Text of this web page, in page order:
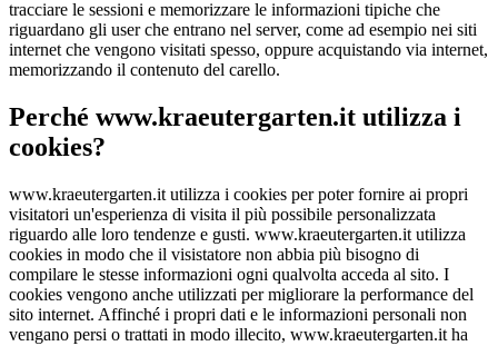
tracciare le sessioni e memorizzare le informazioni tipiche che
riguardano gli user che entrano nel server, come ad esempio nei siti
internet che vengono visitati spesso, oppure acquistando via internet,
memorizzando il contenuto del carello.
Perché www.kraeutergarten.it utilizza i
cookies?
www.kraeutergarten.it utilizza i cookies per poter fornire ai propri
visitatori un'esperienza di visita il più possibile personalizzata
riguardo alle loro tendenze e gusti. www.kraeutergarten.it utilizza
cookies in modo che il visistatore non abbia più bisogno di
compilare le stesse informazioni ogni qualvolta acceda al sito. I
cookies vengono anche utilizzati per migliorare la performance del
sito internet. Affinché i propri dati e le informazioni personali non
vengano persi o trattati in modo illecito, www.kraeutergarten.it ha